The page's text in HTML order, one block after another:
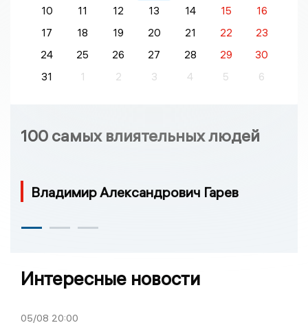
10
11 12 13 14 15
16
17
18 19 20 21 22
23
24
25 26 27 28 29
30
31
1 2 3 4 5 6
100 самых влиятельных людей
Владимир Александрович Гарев
Интересные новости
05/08 20:00